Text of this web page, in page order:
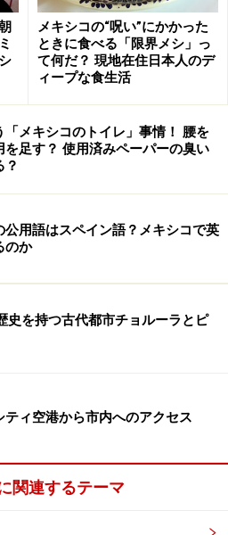
（6人分）
も可）500g
にいっぱい。根も使います。
はチレ・セラーノを使いまし
青唐辛子でも可）
方・手順
イパンへ
ずきのような皮部分をとってお
らないでおきます。にんにくは
ギは皮をむいたものをほぐして
メキシコの“呪い”にかかった
ときに食べる「限界メシ」っ
て何だ？ 現地在住日本人のデ
ィープな食生活
「メキシコのトイレ」事情！ 腰を
を足す？ 使用済みペーパーの臭い
？
公用語はスペイン語？メキシコで英
のか
史を持つ古代都市チョルーラとピ
ティ空港から市内へのアクセス
関連するテーマ